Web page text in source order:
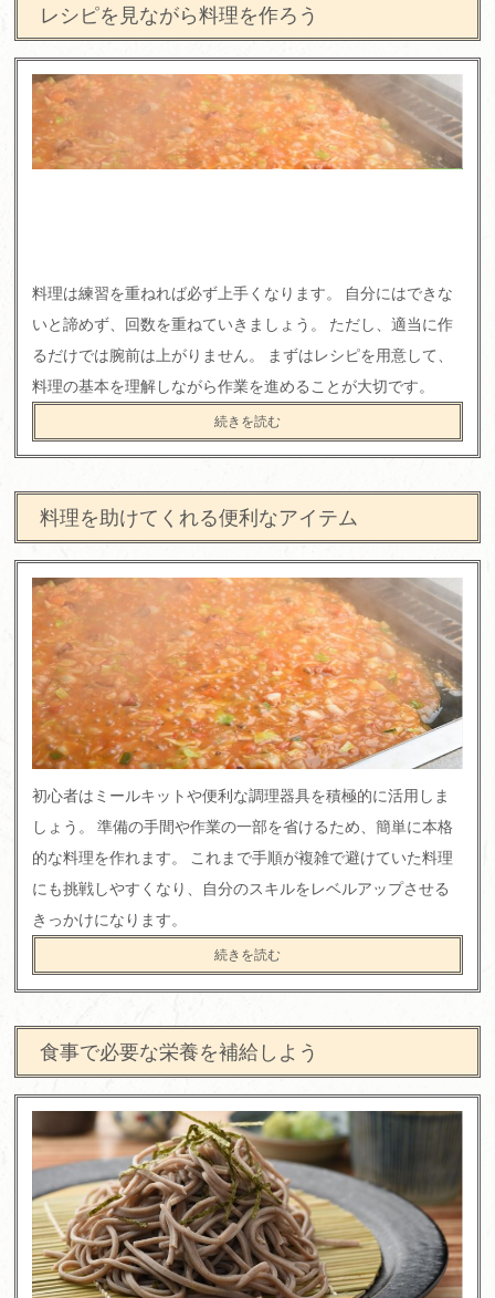
レシピを見ながら料理を作ろう
料理は練習を重ねれば必ず上手くなります。 自分にはできな
いと諦めず、回数を重ねていきましょう。 ただし、適当に作
るだけでは腕前は上がりません。 まずはレシピを用意して、
料理の基本を理解しながら作業を進めることが大切です。
続きを読む
料理を助けてくれる便利なアイテム
初心者はミールキットや便利な調理器具を積極的に活用しま
しょう。 準備の手間や作業の一部を省けるため、簡単に本格
的な料理を作れます。 これまで手順が複雑で避けていた料理
にも挑戦しやすくなり、自分のスキルをレベルアップさせる
きっかけになります。
続きを読む
食事で必要な栄養を補給しよう